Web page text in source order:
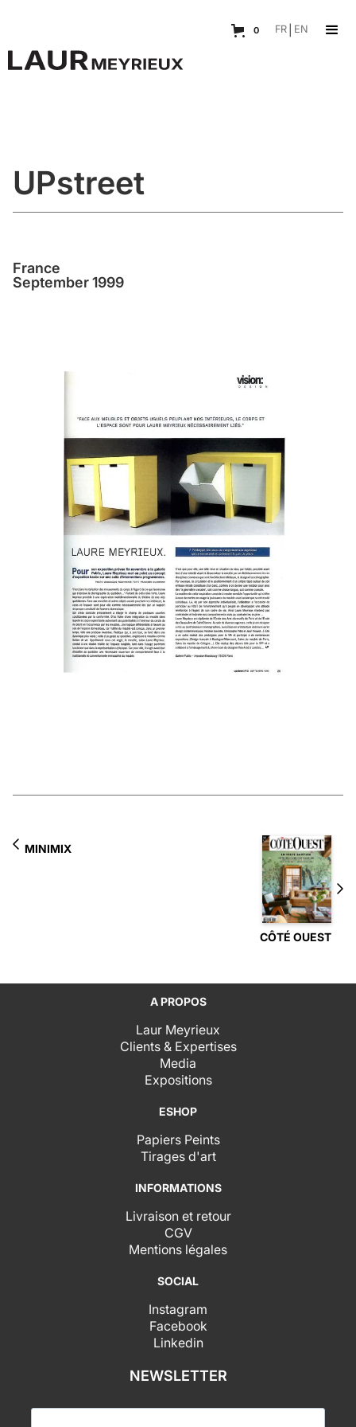
0 FR EN
UPstreet
France
September 1999
MINIMIX
CÔTÉ OUEST
A PROPOS
Laur Meyrieux
Clients & Expertises
Media
Expositions
ESHOP
Papiers Peints
Tirages d'art
INFORMATIONS
Livraison et retour
CGV
Mentions légales
SOCIAL
Instagram
Facebook
Linkedin
NEWSLETTER